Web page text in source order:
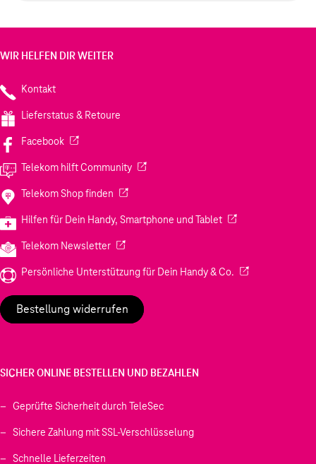
WIR HELFEN DIR WEITER
Kontakt
Lieferstatus & Retoure
Facebook(Wird in einem neuen Tab geöffnet)
Telekom hilft Community(Wird in einem neuen Tab geöffnet)
Telekom Shop finden (Wird in einem neuen Tab geöffnet)
Hilfen für Dein Handy, Smartphone und Tablet(Wird in einem
Telekom Newsletter(Wird in einem neuen Tab geöffnet)
Persönliche Unterstützung für Dein Handy & Co. (Wird in einem
Bestellung widerrufen
SICHER ONLINE BESTELLEN UND BEZAHLEN
Geprüfte Sicherheit durch TeleSec
Sichere Zahlung mit SSL-Verschlüsselung
Schnelle Lieferzeiten